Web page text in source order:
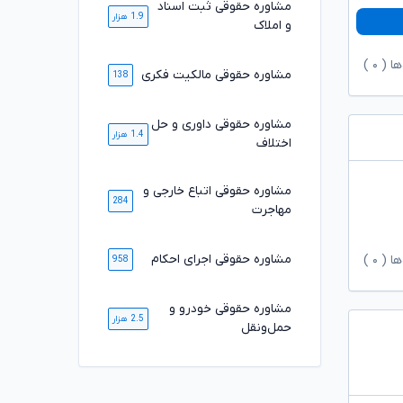
( ۰
( ۰
مشاوره حقوقی ثبت اسناد
و املاک
1.9 هزار
مشاوره حقوقی مالکیت فکری 138
مشاوره حقوقی داوری و حل
اختلاف
1.4 هزار
مشاوره حقوقی اتباع خارجی و
مهاجرت
284
مشاوره حقوقی اجرای احکام 958
مشاوره حقوقی خودرو و
حمل‌ونقل
2.5 هزار